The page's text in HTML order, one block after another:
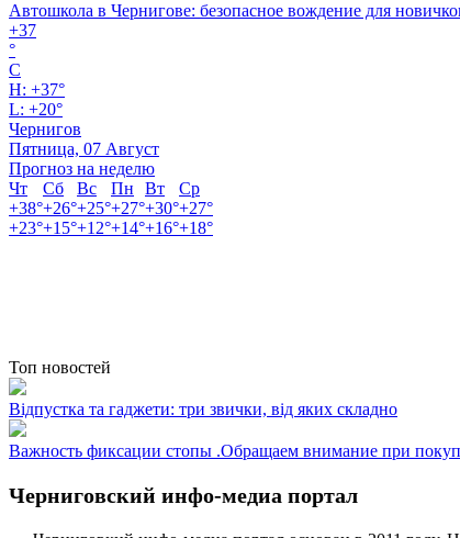
Автошкола в Чернигове: безопасное вождение для
+37
°
C
H: +37°
L: +20°
Чернигов
Пятница, 07 Август
Прогноз на неделю
Чт
Сб Вс Пн Вт
Ср
+38°+26°+25°+27°+30°+27°
+23°+15°+12°+14°+16°+18°
Топ новостей
Відпустка та гаджети: три звички, від яких складно
Важность фиксации стопы .Обращаем внимание при
Черниговский инфо-медиа портал